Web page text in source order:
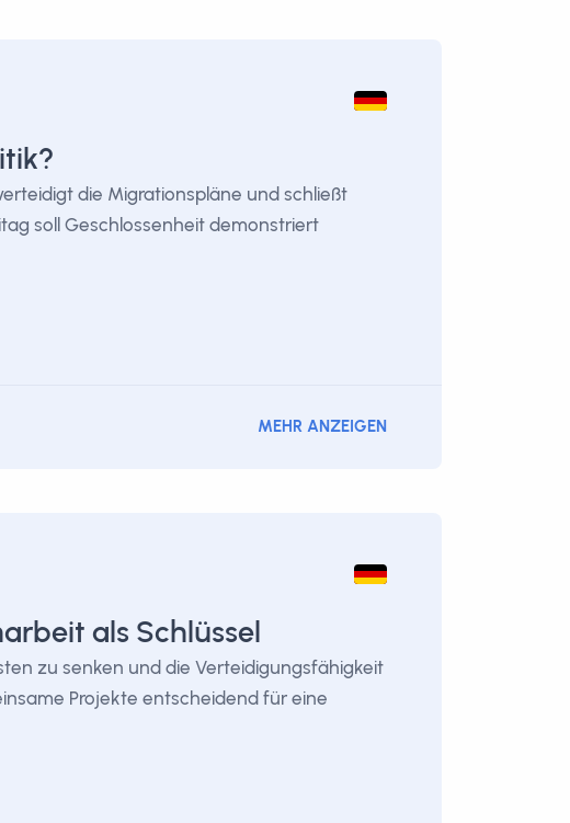
die Migrationspläne und schließt
soll Geschlossenheit demonstriert
MEHR ANZEIGEN
als Schlüssel
zu senken und die Verteidigungsfähigkeit
Projekte entscheidend für eine